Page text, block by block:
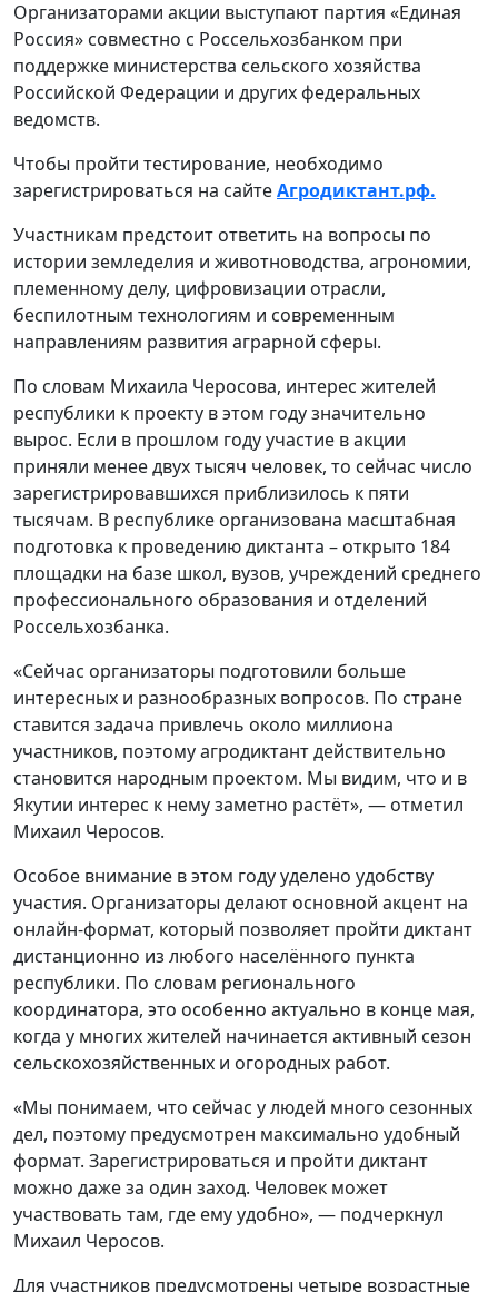
Организаторами акции выступают партия «Единая
Россия» совместно с Россельхозбанком при
поддержке министерства сельского хозяйства
Российской Федерации и других федеральных
ведомств.
Чтобы пройти тестирование, необходимо
зарегистрироваться на сайтеАгродиктант.рф.
Участникам предстоит ответить на вопросы по
истории земледелия и животноводства, агрономии,
племенному делу, цифровизации отрасли,
беспилотным технологиям и современным
направлениям развития аграрной сферы.
По словам Михаила Черосова, интерес жителей
республики к проекту в этом году значительно
вырос. Если в прошлом году участие в акции
приняли менее двух тысяч человек, то сейчас число
зарегистрировавшихся приблизилось к пяти
тысячам. В республике организована масштабная
подготовка к проведению диктанта – открыто 184
площадки на базе школ, вузов, учреждений среднего
профессионального образования и отделений
Россельхозбанка.
«Сейчас организаторы подготовили больше
интересных и разнообразных вопросов. По стране
ставится задача привлечь около миллиона
участников, поэтому агродиктант действительно
становится народным проектом. Мы видим, что и в
Якутии интерес к нему заметно растёт», — отметил
Михаил Черосов.
Особое внимание в этом году уделено удобству
участия. Организаторы делают основной акцент на
онлайн-формат, который позволяет пройти диктант
дистанционно из любого населённого пункта
республики. По словам регионального
координатора, это особенно актуально в конце мая,
когда у многих жителей начинается активный сезон
сельскохозяйственных и огородных работ.
«Мы понимаем, что сейчас у людей много сезонных
дел, поэтому предусмотрен максимально удобный
формат. Зарегистрироваться и пройти диктант
можно даже за один заход. Человек может
участвовать там, где ему удобно», — подчеркнул
Михаил Черосов.
Для участников предусмотрены четыре возрастные